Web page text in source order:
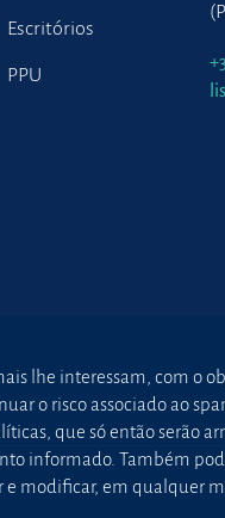
Escritórios
PPU
lhe interessam, com o
o risco associado ao
que só então serão
informado. Também
modificar, em qualquer